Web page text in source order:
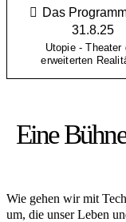
Das
31.8.25
Utopie - Theater
erweiterten
Eine
Wie gehen wir mit
um, die unser Leben